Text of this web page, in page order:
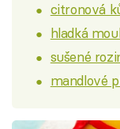
citronová
hladká
sušené
mandlové